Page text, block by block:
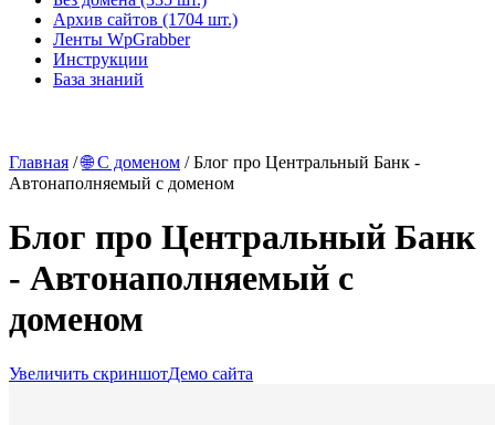
Архив сайтов (1704 шт.)
Ленты WpGrabber
Инструкции
База знаний
Главная /🌐 С доменом / Блог про Центральный Банк -
Автонаполняемый с доменом
Блог про Центральный Банк
- Автонаполняемый с
доменом
Увеличить скриншотДемо сайта